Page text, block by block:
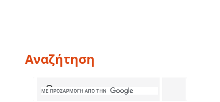
Αναζήτηση